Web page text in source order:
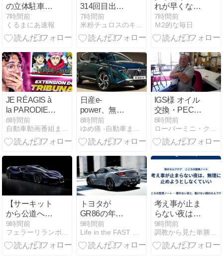
の立体駐車場
から車が落下
車を運転して
いた77歳男性
手席の妻は腰
を骨折
7時間前
くるまにあ速報
314回目出
店！キセラ川
西オアシスタ
ウンでした！
7時間前
米粉チュロスのキッチンカーMOGOchu
れが早くなっ
た気がして、
7時間前
Ｍ2的な毎日
JE RÉAGIS à
la PARODIE
En SAH :
Jujutsu Kaisen
S3 de AKA ! |
8時間前
自動車動画番組まとめ毎日更新
日産e-
power、無給
油で1980km走
行しギネス記
録を達成
8時間前
ゆめ痛 -自動車まとめブログ-
IGS様 オイル
交換・PECS
点検からのブ
レーキ系整備
でお預かりで
8時間前
ローバーミニ・クラシックミニ専門店キャメルオート
【サーキット
から公道へ】
ボリードベー
スのワンオフ
モデルBugatti
9時間前
フェラーリランボルギーニニュース
トヨタが
GR86の年次
改良モデルを
発表、「ソリ
ッドグレー」
9時間前
Life in the FAST LANE.
考え事が止ま
らない夜は、
無理に止めよ
うとしなくて
いい
9時間前
調教から見た単勝複勝買い目の競馬予想